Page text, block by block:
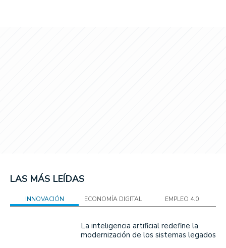
LAS MÁS LEÍDAS
INNOVACIÓN ECONOMÍA DIGITAL EMPLEO 4.0
La inteligencia artificial redefine la
modernización de los sistemas legados